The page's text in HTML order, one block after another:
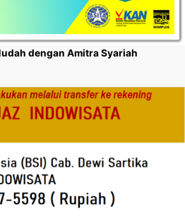
dengan Amitra Syariah